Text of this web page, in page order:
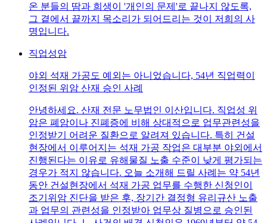
온 분들의 땀과 희생이 '개인의 문제'로 끝나지 않도록,
그 곁에서 끝까지 목소리가 되어드리는 것이 저희의 사
명입니다.
직업성암
야외 석재 가공도 예외는 아니었습니다, 54년 직업력이
인정된 위암 산재 승인 사례
안녕하세요. 산재 전문 노무법인 이산입니다. 직업성 위
암은 폐암이나 진폐증에 비해 상대적으로 업무관련성을
인정받기 어려운 질환으로 알려져 있습니다. 특히 건설
현장에서 이루어지는 석재 가공 작업은 대부분 야외에서
진행된다는 이유로 유해물질 노출 수준이 낮게 평가되는
경우가 적지 않습니다. 오늘 소개해 드릴 사례는 약 54년
동안 건설현장에서 석재 가공 업무를 수행한 신청인이
조기위암 진단을 받은 후, 장기간 결정형 유리규산 노출
과 업무의 관련성을 인정받아 업무상 질병으로 승인된